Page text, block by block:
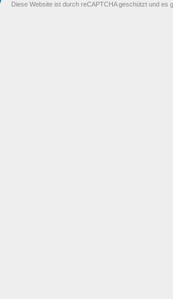
Diese Website ist durch reCAPTCHA geschützt und es